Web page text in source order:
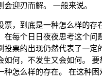
迎刃而解。 一般来说。
票，到底是一种怎么样的存
在每个日日夜夜思考这个问
投票的出现仍然代表了一定
如何，不发生又会如何。 要
种怎么样的存在。 在这种困